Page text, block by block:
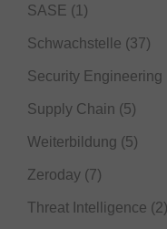
SASE (1)
Schwachstelle (37)
Security Engineering
Supply Chain (5)
Weiterbildung (5)
Zeroday (7)
Threat Intelligence (2)